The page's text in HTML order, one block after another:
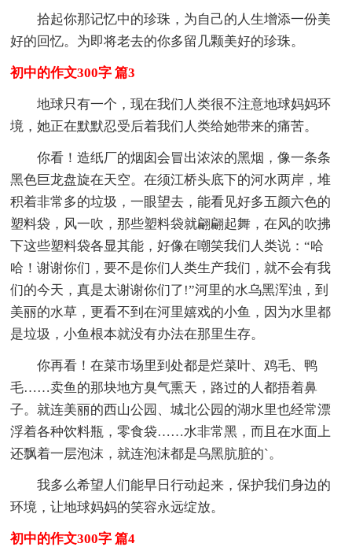
拾起你那记忆中的珍珠，为自己的人生增添一份美
好的回忆。为即将老去的你多留几颗美好的珍珠。
初中的作文300字 篇3
地球只有一个，现在我们人类很不注意地球妈妈环
境，她正在默默忍受后着我们人类给她带来的痛苦。
你看！造纸厂的烟囱会冒出浓浓的黑烟，像一条条
黑色巨龙盘旋在天空。在须江桥头底下的河水两岸，堆
积着非常多的垃圾，一眼望去，能看见好多五颜六色的
塑料袋，风一吹，那些塑料袋就翩翩起舞，在风的吹拂
下这些塑料袋各显其能，好像在嘲笑我们人类说：“哈
哈！谢谢你们，要不是你们人类生产我们，就不会有我
们的今天，真是太谢谢你们了!”河里的水乌黑浑浊，到
美丽的水草，更看不到在河里嬉戏的小鱼，因为水里都
是垃圾，小鱼根本就没有办法在那里生存。
你再看！在菜市场里到处都是烂菜叶、鸡毛、鸭
毛……卖鱼的那块地方臭气熏天，路过的人都捂着鼻
子。就连美丽的西山公园、城北公园的湖水里也经常漂
浮着各种饮料瓶，零食袋……水非常黑，而且在水面上
还飘着一层泡沫，就连泡沫都是乌黑肮脏的`。
我多么希望人们能早日行动起来，保护我们身边的
环境，让地球妈妈的笑容永远绽放。
初中的作文300字 篇4